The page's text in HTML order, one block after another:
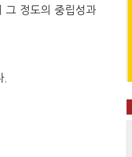
그 정도의 중립성과